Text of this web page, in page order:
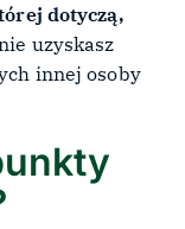
dotyczą,
uzyskasz
innej osoby